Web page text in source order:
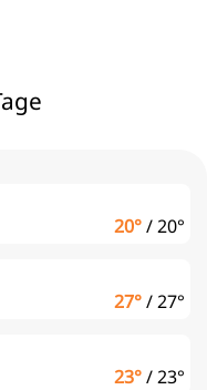
20°/20°
27°/27°
23°/23°